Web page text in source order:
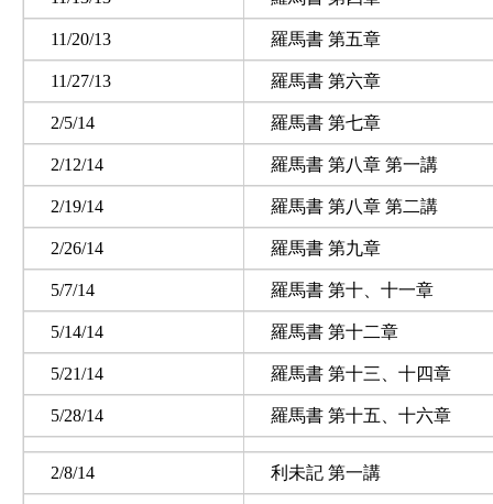
11/20/13 羅馬書 第五章
11/27/13 羅馬書 第六章
2/5/14 羅馬書 第七章
2/12/14 羅馬書 第八章 第一講
2/19/14 羅馬書 第八章 第二講
2/26/14 羅馬書 第九章
5/7/14 羅馬書 第十、十一章
5/14/14 羅馬書 第十二章
5/21/14 羅馬書 第十三、十四章
5/28/14 羅馬書 第十五、十六章
2/8/14 利未記 第一講